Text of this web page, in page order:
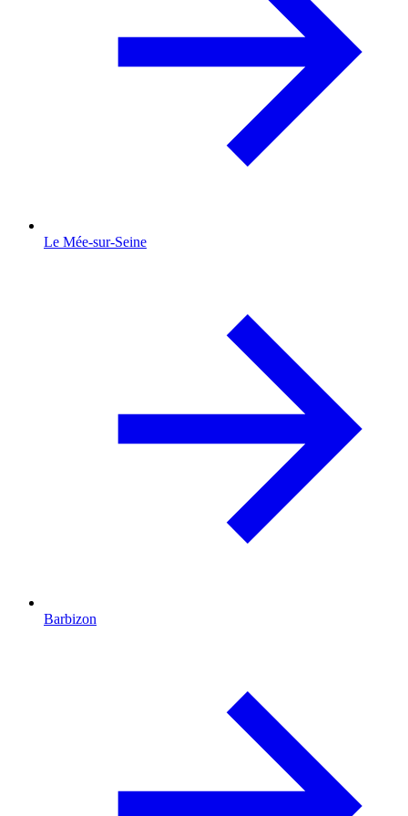
Le Mée-sur-Seine
Barbizon